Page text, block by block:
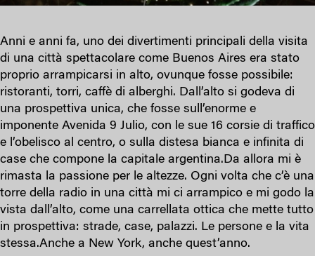
Anni e anni fa, uno dei divertimenti principali della visita
di una città spettacolare come Buenos Aires era stato
proprio arrampicarsi in alto, ovunque fosse possibile:
ristoranti, torri, caffè di alberghi. Dall’alto si godeva di
una prospettiva unica, che fosse sull’enorme e
imponente Avenida 9 Julio, con le sue 16 corsie di traffico
e l’obelisco al centro, o sulla distesa bianca e infinita di
case che compone la capitale argentina.Da allora mi è
rimasta la passione per le altezze. Ogni volta che c’è una
torre della radio in una città mi ci arrampico e mi godo la
vista dall’alto, come una carrellata ottica che mette tutto
in prospettiva: strade, case, palazzi. Le persone e la vita
stessa.Anche a New York, anche quest’anno.